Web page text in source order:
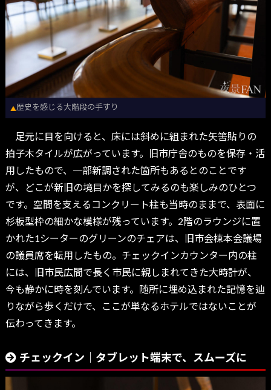
▲歴史を感じる大階段の手すり
足元に目を向けると、床には斜めに組まれた矢筈貼りの
拍子木タイルが広がっています。旧市庁舎のものを保存・活
用したもので、一部新調された箇所もあるとのことです
が、どこが新旧の境目かを探してみるのも楽しみのひとつ
です。空間を支えるコンクリート柱も当時のままで、表面に
杉板型枠の細かな模様が残っています。2階のラウンジに置
かれた1シーターのグリーンのチェアは、旧市会棟本会議場
の議員席を転用したもの。チェックインカウンター内の柱
には、旧市民広間で長く市民に親しまれてきた大時計が、
今も静かに時を刻んでいます。随所に埋め込まれた記憶を辿
りながら歩くだけで、ここが単なるホテルではないことが
伝わってきます。
チェックイン｜タブレット端末で、スムーズに